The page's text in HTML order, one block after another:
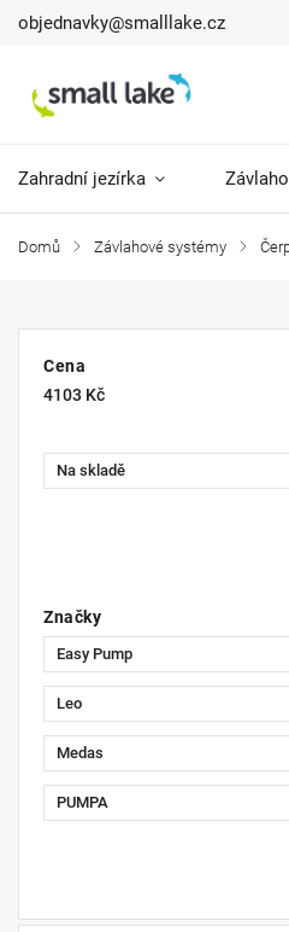
objednavky@smalllake.cz
Zahradní jezírka
Domů / Závlahové systémy /
Cena
4103 Kč
Na skladě
Značky
Easy Pump
Leo
Medas
PUMPA